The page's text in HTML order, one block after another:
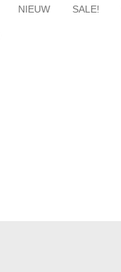
NIEUW SALE!